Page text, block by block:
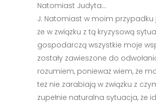
Natomiast Judyta…
J: Natomiast w moim przypadku
że w związku z tą kryzysową
gospodarczą wszystkie moje
zostały zawieszone do
rozumiem, ponieważ wiem, że
też nie zarabiają w związku z
zupełnie naturalna sytuacja, że